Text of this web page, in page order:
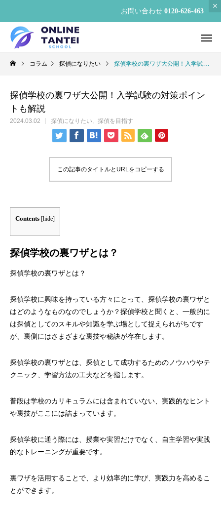
お問い合わせ 0120-626-463
コラム 探偵になりたい 探偵学校の裏ワザ大公開！入学試験の対策ポイントも解説
探偵学校の裏ワザ大公開！入学試験の対策ポイン
トも解説
2024.03.02 探偵になりたい 探偵を目指す
この記事のタイトルとURLをコピーする
Contents [hide]
探偵学校の裏ワザとは？
探偵学校の裏ワザとは？
探偵学校に興味を持っている方々にとって、探偵学校の裏ワザと
はどのようなものなのでしょうか？探偵学校と聞くと、一般的に
は探偵としてのスキルや知識を学ぶ場として捉えられがちです
が、裏側にはさまざまな裏技や秘訣が存在します。
探偵学校の裏ワザとは、探偵として成功するためのノウハウやテ
クニック、学習方法の工夫などを指します。
普段は学校のカリキュラムには含まれていない、実践的なヒント
や裏技がここには詰まっています。
探偵学校に通う際には、授業や実習だけでなく、自主学習や実践
的なトレーニングが重要です。
裏ワザを活用することで、より効率的に学び、実践力を高めるこ
とができます。